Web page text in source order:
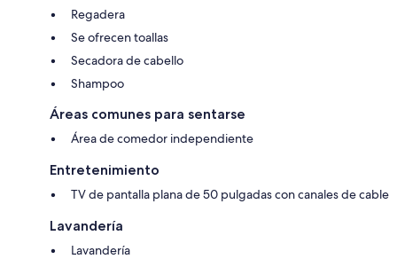
Regadera
Se ofrecen toallas
Secadora de cabello
Shampoo
Áreas comunes para sentarse
Área de comedor independiente
Entretenimiento
TV de pantalla plana de 50 pulgadas con canales de cable
Lavandería
Lavandería